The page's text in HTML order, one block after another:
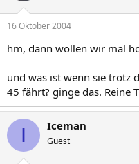
16 Oktober 2004
hm, dann wollen wir mal
und was ist wenn sie trotz
45 fährt? ginge das. Reine
I Iceman
Guest